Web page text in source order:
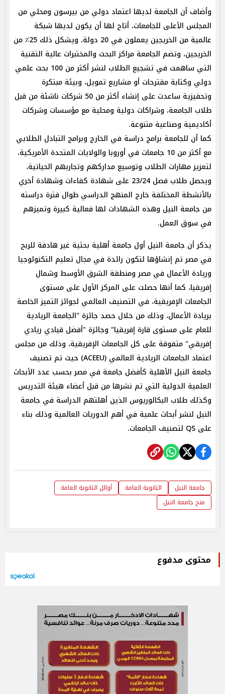
وأضاف أن الجامعة لديها اعتماد دولي من بيرسون ومحلي من
المجلس الأعلى للجامعات، أتاح لها أن يكون لديها شبكة
عالمية من الخريجين يعملون في 20 دولة، ويشكل ذلك 25٪ من
الخريجين، وتضم الجامعة مراكز البحث والمختبرات عالية التقنية
التي ساهمت في تشجيع الطلاب لنشر أكثر من 100 بحث علمي
دولي وكتابة مقترحات أو مشاريع تمويل، وبيئة مبتكرة
وتحفيزية ساعدت على إنشاء أكثر من 50 شركات ناشئة من قبل
طلاب الجامعة، وشراكات دولية ومحلية مع مؤسسات وشركات
أكاديمية وصناعية متنوعة.
كما أن للجامعة برامج دراسة في الخارج وبرامج التبادل الطلابي
مع أكثر من 10 جامعات في أوروبا والولايات المتحدة الأمريكية،
لتعزيز مهارات الطلاب وتوسيع مداركهم وتجاربهم الحياتية،
ويحصل طلاب فصل 23/24 على شهادة كفاءات وشهادة أخري
بالأنشطة المختلفة خارج المنهج الدراسي طوال فترة دراسته
من جامعة النيل وهذه الشهادات لها فعالية كبيرة وتميزهم
في سوق العمل.
يذكر أن جامعة النيل أول جامعة أهلية بحثية غير هادفة للربح
في مصر تم إنشاؤها لتكون رائدة في مجال تعليم التكنولوجيا
وريادة الأعمال في مصر ومنطقة الشرق الأوسط وشمال
إفريقيا، كما أنها حصلت على المركز الأول على مستوى
الجامعات الإفريقية، في التصنيف العالمي لجوائز التميز الخاصة
بريادة الأعمال، وذلك من خلال حصد جائزة "الجامعة الريادية
للعام على مستوى قارة إفريقيا" وجائزة "أفضل قيادي ريادي
إفريقي" متفوقة على كل الجامعات الإفريقية، وذلك من مجلس
اعتماد الجامعات الريادية العالمي (ACEEU) حيث تم تصنيف
جامعة النيل الأهلية كأفضل جامعة في مصر بحسب عدد الأبحاث
العلمية الدولية التي تم نشرها من قبل أعضاء هيئة التدريس
وكذلك طلاب البكالوريوس الذين أهلتهم الدراسة في جامعة
النيل لنشر أبحاث علمية في أهم الدوريات العالمية وذلك بناء
على QS لتصنيف الجامعات.
جامعة النيل الثانوية العامة
أوائل الثانوية العامة
منح جامعة النيل
محتوى مدفوع